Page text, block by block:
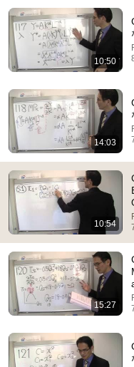
G120 Learn
Essential for
FreeLearninGorg
Auto-dubbed
10:50
14:03
10:54
15:27